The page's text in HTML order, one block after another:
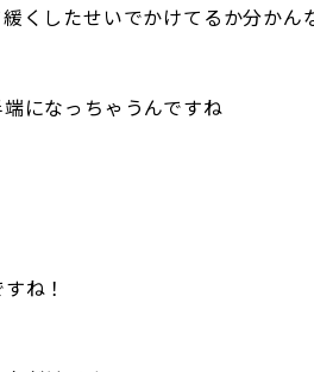
くしたせいでかけてるか分かん
になっちゃうんですね
ね！